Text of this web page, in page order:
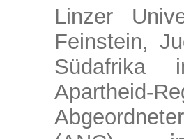
Linzer
Feinstein,
Südafrika
Apartheid-